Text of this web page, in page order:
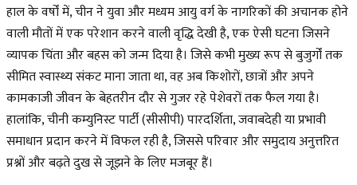
हाल के वर्षों में, चीन ने युवा और मध्यम आयु वर्ग के नागरिकों की अचानक होने
वाली मौतों में एक परेशान करने वाली वृद्धि देखी है, एक ऐसी घटना जिसने
व्यापक चिंता और बहस को जन्म दिया है। जिसे कभी मुख्य रूप से बुजुर्गों तक
सीमित स्वास्थ्य संकट माना जाता था, वह अब किशोरों, छात्रों और अपने
कामकाजी जीवन के बेहतरीन दौर से गुजर रहे पेशेवरों तक फैल गया है।
हालांकि, चीनी कम्युनिस्ट पार्टी (सीसीपी) पारदर्शिता, जवाबदेही या प्रभावी
समाधान प्रदान करने में विफल रही है, जिससे परिवार और समुदाय अनुत्तरित
प्रश्नों और बढ़ते दुख से जूझने के लिए मजबूर हैं।